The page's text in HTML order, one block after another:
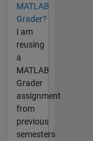
MATLAB
Grader?
I am
reusing
a
MATLAB
Grader
assignment
from
previous
semesters